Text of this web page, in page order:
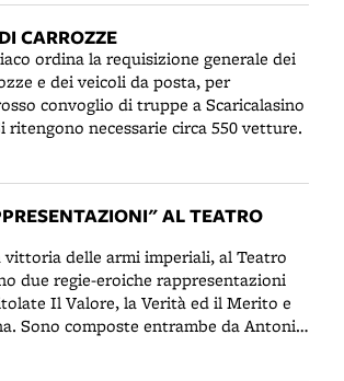
case per solennizzare l'ingresso degli
al Teatro comunale si susseguono gli
Klenau. Il 2 luglio si tiene nella
un Te Deum di ringraziamento
della Reggenza e “di infinito
l'ordine di illuminazione di tutta la
gratuito nel nuovo teatro. Nei
mancano i segnali della presenza in
filo-francese: il comando
che "sono stati sparsi degli emblemi
infino delle archibusate".
la vita. Così come sarà “cultrice e
di Domenico e Filippo Pedrini (1763-
non chiare, qualche anno dopo perderà
Verrà riammessa nel 1824,
Nel 1825, forse per aumentare il
anche il permesso di esercitare
Lascerà opere in varie chiese di
Celestini, S. Isaia) e del suburbio e
in altre città italiane e all'estero.
CARROZZE
ordina la requisizione generale dei
e dei veicoli da posta, per
convoglio di truppe a Scaricalasino
necessarie circa 550 vetture.
AL TEATRO
vittoria delle armi imperiali, al Teatro
due regie-eroiche rappresentazioni
Il Valore, la Verità ed il Merito e
Sono composte entrambe da Antonio
Giulio Artusi. I cantanti